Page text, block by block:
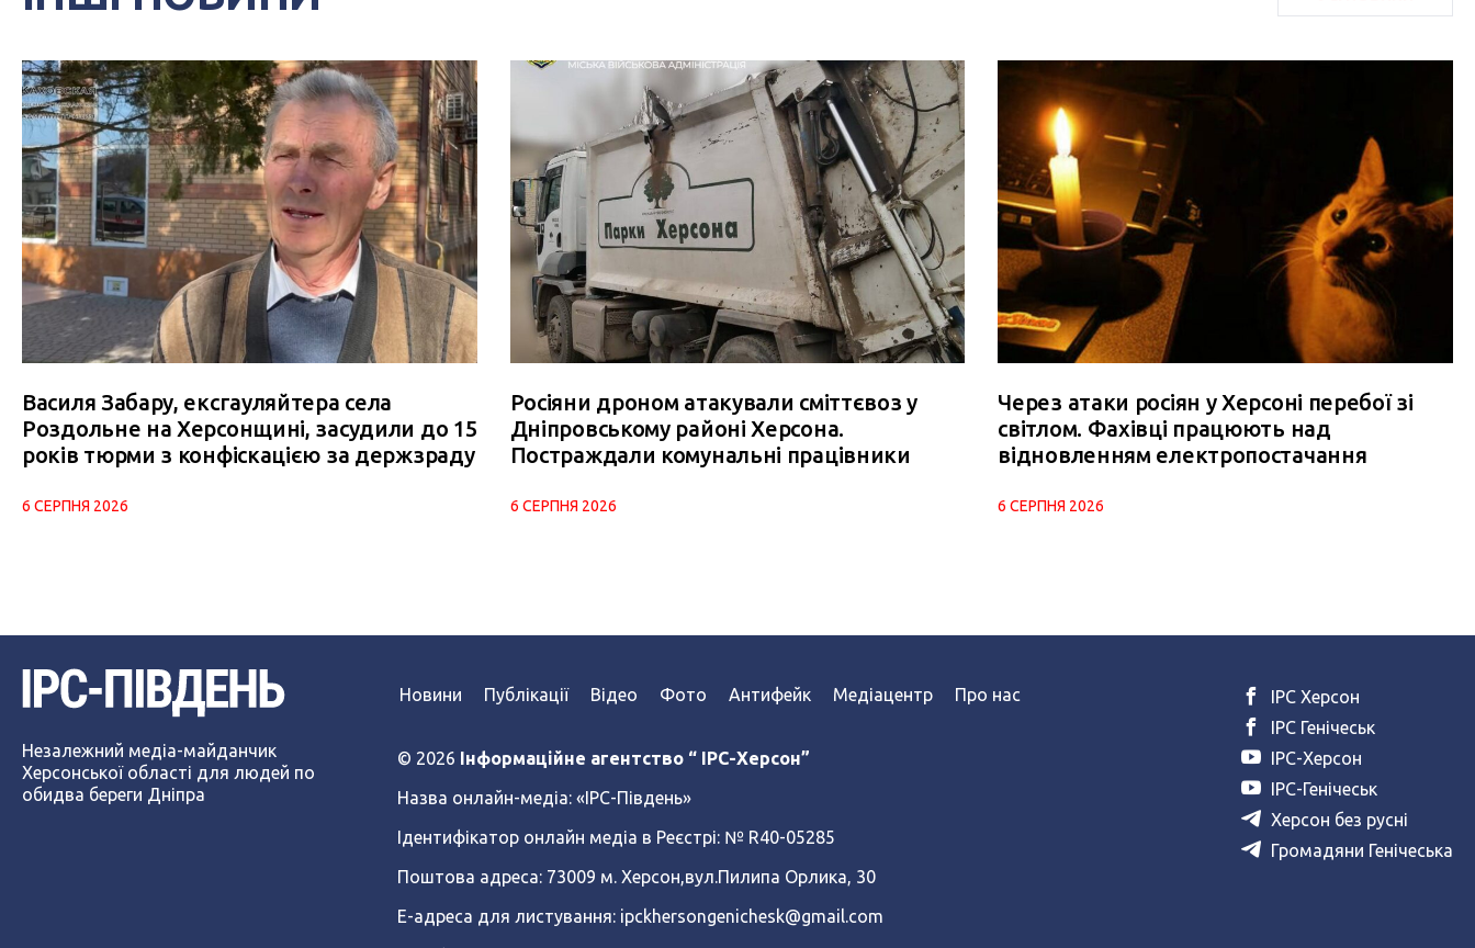
Василя Забару, ексгауляйтера села
Роздольне на Херсонщині, засудили до 15
років тюрми з конфіскацією за держзраду
6 СЕРПНЯ 2026
Росіяни дроном атакували сміттєвоз у
Дніпровському районі Херсона.
Постраждали комунальні працівники
6 СЕРПНЯ 2026
Через атаки росіян у Херсоні перебої зі
світлом. Фахівці працюють над
відновленням електропостачання
6 СЕРПНЯ 2026
Незалежний медіа-майданчик
Херсонської області для людей по
обидва береги Дніпра
Новини Публікації Відео Фото Антифейк Медіацентр Про нас
© 2026
Інформаційне агентство “ IPC-Херсон”
Назва онлайн-медіа: «ІРС-Південь»
Ідентифікатор онлайн медіа в Реєстрі: № R40-05285
Поштова адреса: 73009 м. Херсон,вул.Пилипа Орлика, 30
Е-адреса для листування: ipckhersongenichesk@gmail.com
ІРС Херсон
ІРС Генічеськ
ІРС-Херсон
ІРС-Генічеськ
Херсон без русні
Громадяни Генічеська